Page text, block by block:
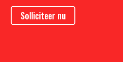
Solliciteer nu